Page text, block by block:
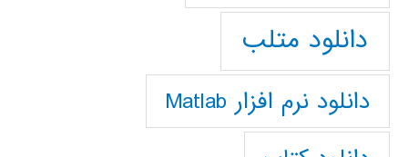
دانلود متلب
دانلود نرم افزار Matlab